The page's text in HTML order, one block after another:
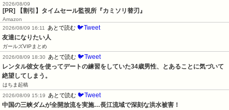
2026/08/09
[PR] 【割引】タイムセール監視所『カミソリ替刃』
Amazon
2026/08/09 16:11
あとで読む 🐦Tweet
友達になりたい人
ガールズVIPまとめ
2026/08/09 18:30
あとで読む 🐦Tweet
レンタル彼女を使ってデートの練習をしていた34歳男性、とあることに気づいて
絶望してしまう。
はちま起稿
2026/08/09 15:19
あとで読む 🐦Tweet
中国の三峡ダムが全開放流を実施…長江流域で深刻な洪水被害！